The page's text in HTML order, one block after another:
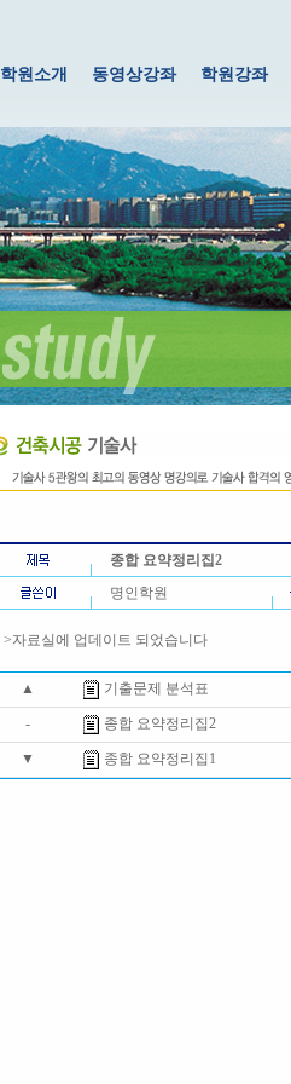
학원소개 동영상강좌 학원강좌
종합 요약정리집2
명인학원
>자료실에 업데이트 되었습니다
▲ 기출문제 분석표
- 종합 요약정리집2
▼ 종합 요약정리집1